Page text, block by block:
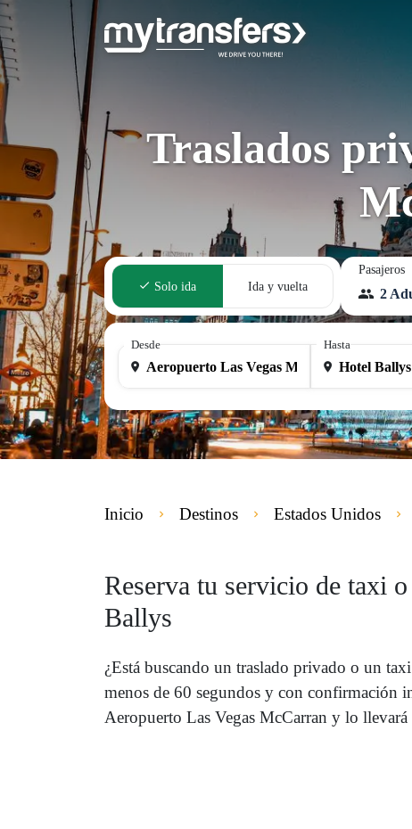
Traslados
Solo ida Ida y vuelta
Pasajeros
2
Desde Hasta
Inicio Destinos Estados Unidos
Reserva tu servicio de taxi
Ballys
¿Está buscando un traslado privado o un
menos de 60 segundos y con confirmación
Aeropuerto Las Vegas McCarran y lo